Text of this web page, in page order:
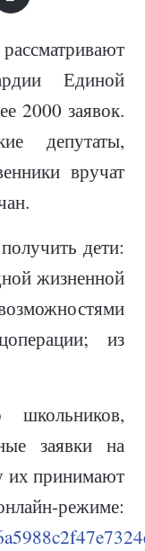
Единой
2000 заявок.
депутаты,
вручат
дети:
жизненной
из
заявки на
их принимают